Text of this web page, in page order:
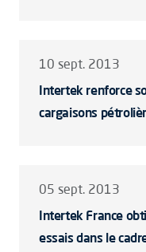
10 sept. 2013
Intertek renforce
cargaisons
05 sept. 2013
Intertek France
essais dans le